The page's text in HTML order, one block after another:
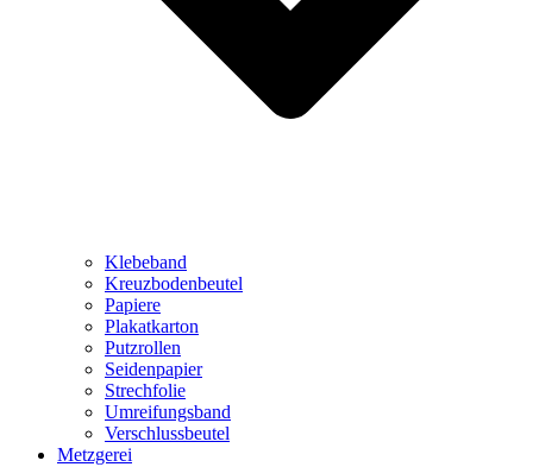
Klebeband
Kreuzbodenbeutel
Papiere
Plakatkarton
Putzrollen
Seidenpapier
Strechfolie
Umreifungsband
Verschlussbeutel
Metzgerei